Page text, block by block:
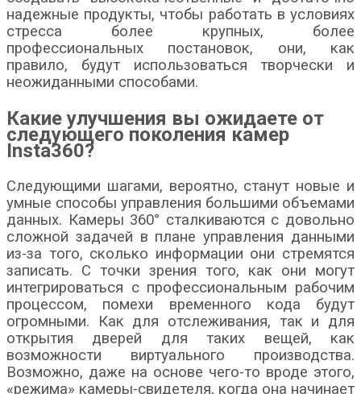
надежные продукты, чтобы работать в условиях
стресса более крупных, более
профессиональных постановок, они, как
правило, будут использоваться творчески и
неожиданными способами.
Какие улучшения вы ожидаете от
следующего поколения камер
Insta360?
Следующими шагами, вероятно, станут новые и
умные способы управления большими объемами
данных. Камеры 360° сталкиваются с довольно
сложной задачей в плане управления данными
из-за того, сколько информации они стремятся
записать. С точки зрения того, как они могут
интегрироваться с профессиональным рабочим
процессом, помехи временного кода будут
огромными. Как для отслеживания, так и для
открытия дверей для таких вещей, как
возможности виртуального производства.
Возможно, даже на основе чего-то вроде этого,
«режима» камеры-свидетеля, когда она начинает